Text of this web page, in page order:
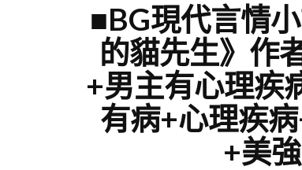
■BG現代言情
的貓先生》作
+男主有心理疾
有病+心理疾
+美